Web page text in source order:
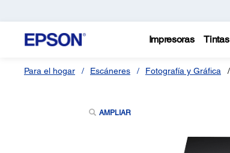
Impresoras Tintas
Para el hogar Escáneres Fotografía y Gráfica
AMPLIAR